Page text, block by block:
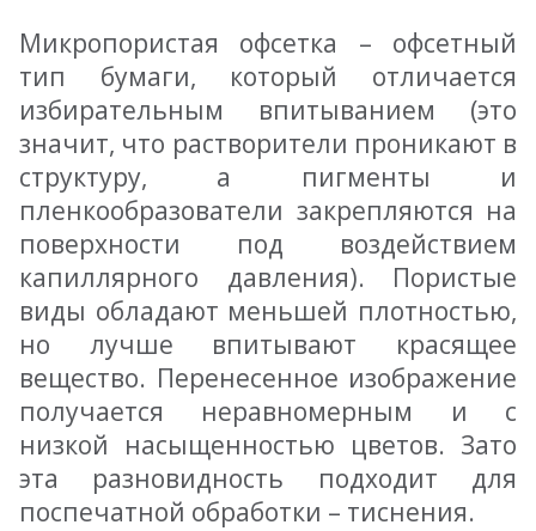
Микропористая офсетка – офсетный
тип бумаги, который отличается
избирательным впитыванием (это
значит, что растворители проникают в
структуру, а пигменты и
пленкообразователи закрепляются на
поверхности под воздействием
капиллярного давления). Пористые
виды обладают меньшей плотностью,
но лучше впитывают красящее
вещество. Перенесенное изображение
получается неравномерным и с
низкой насыщенностью цветов. Зато
эта разновидность подходит для
поспечатной обработки – тиснения.